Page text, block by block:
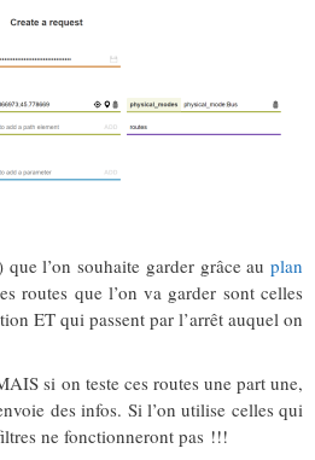
l’on souhaite garder grâce au plan
routes que l’on va garder sont celles
ET qui passent par l’arrêt auquel on
si on teste ces routes une part une,
des infos. Si l’on utilise celles qui
ne fonctionneront pas !!!